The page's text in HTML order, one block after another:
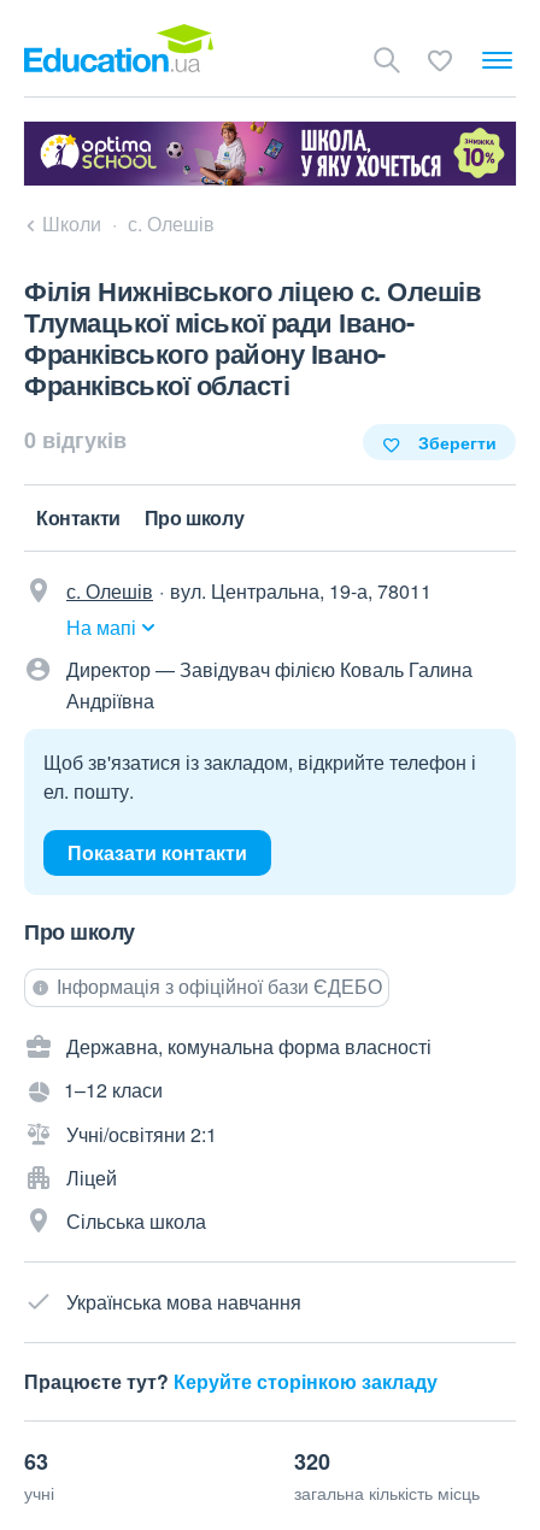
Школи с. Олешів
Філія Нижнівського ліцею с. Олешів
Тлумацької міської ради Івано-
Франківського району Івано-
Франківської області
0 відгуків Зберегти
Контакти Про школу
с. Олешів
вул. Центральна, 19-а, 78011
На мапі
Директор — Завідувач філією Коваль Галина
Андріївна
Щоб зв'язатися із закладом, відкрийте телефон і
ел. пошту.
Показати контакти
Про школу
Інформація з офіційної бази ЄДЕБО
Державна, комунальна форма власності
1–12 класи
Учні/освітяни 2:1
Ліцей
Сільська школа
Українська мова навчання
Працюєте тут? Керуйте сторінкою закладу
63
учні
320
загальна кількість місць